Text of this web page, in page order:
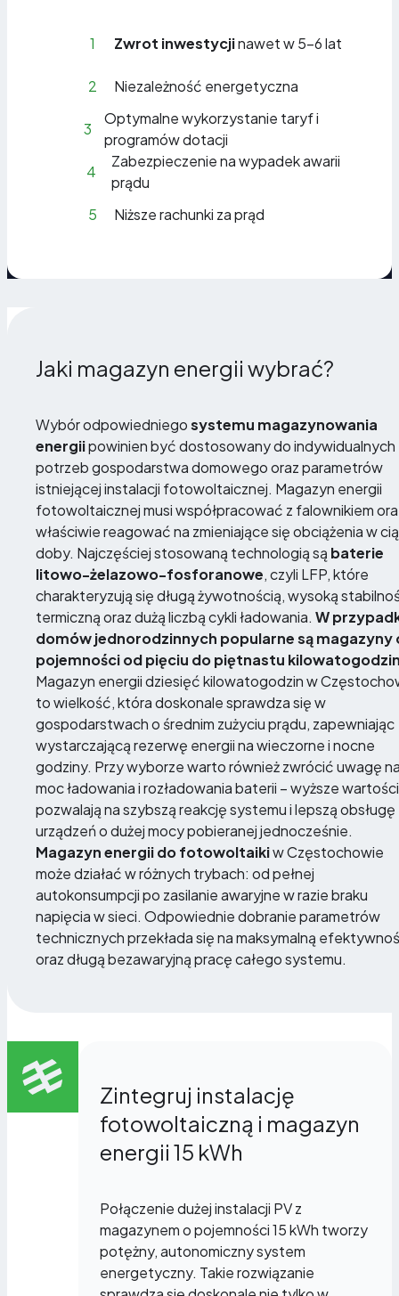
1 Zwrot inwestycjinawet w 5-6 lat
2 Niezależność energetyczna
3
Optymalne wykorzystanie taryf i
programów dotacji
4
Zabezpieczenie na wypadek awarii
prądu
5
Niższe rachunki za prąd
Jaki magazyn energii wybrać?
Wybór odpowiedniegosystemu magazynowania
energiipowinien być dostosowany do indywidualnych
potrzeb gospodarstwa domowego oraz parametrów
istniejącej instalacji fotowoltaicznej. Magazyn energii
fotowoltaicznej musi współpracować z falownikiem
właściwie reagować na zmieniające się obciążenia w
doby. Najczęściej stosowaną technologią są baterie
litowo-żelazowo-fosforanowe, czyli LFP, które
charakteryzują się długą żywotnością, wysoką
termiczną oraz dużą liczbą cykli ładowania. W
domów jednorodzinnych popularne są magazyny
pojemności od pięciu do piętnastu
Magazyn energii dziesięć kilowatogodzin w
to wielkość, która doskonale sprawdza się w
gospodarstwach o średnim zużyciu prądu, zapewniając
wystarczającą rezerwę energii na wieczorne i nocne
godziny. Przy wyborze warto również zwrócić uwagę
moc ładowania i rozładowania baterii – wyższe wartości
pozwalają na szybszą reakcję systemu i lepszą obsługę
urządzeń o dużej mocy pobieranej jednocześnie.
Magazyn energii do fotowoltaikiw Częstochowie
może działać w różnych trybach: od pełnej
autokonsumpcji po zasilanie awaryjne w razie braku
napięcia w sieci. Odpowiednie dobranie parametrów
technicznych przekłada się na maksymalną
oraz długą bezawaryjną pracę całego systemu.
Zintegruj instalację
fotowoltaiczną i magazyn
energii 15 kWh
Połączenie dużej instalacji PV z
magazynem o pojemności 15 kWh tworzy
potężny, autonomiczny system
energetyczny. Takie rozwiązanie